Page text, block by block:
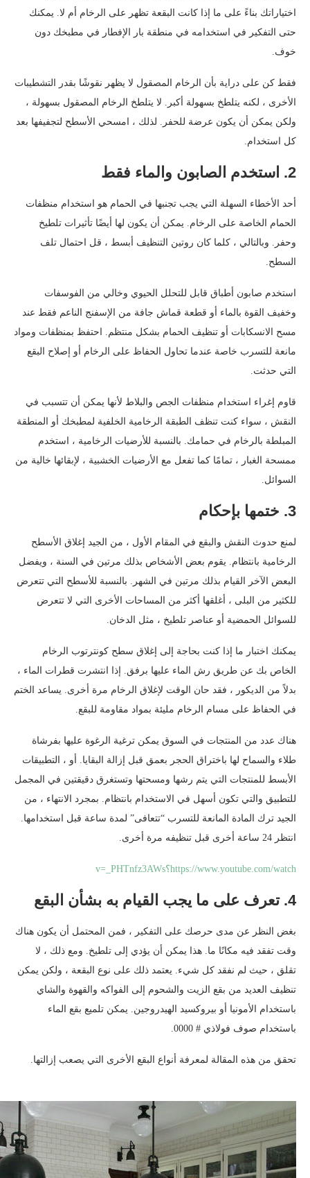
اختياراتك بناءً على ما إذا كانت البقعة تظهر على الرخام أم لا. يمكنك
حتى التفكير في استخدامه في منطقة بار الإفطار في مطبخك دون
خوف.
فقط كن على دراية بأن الرخام المصقول لا يظهر نقوشًا بقدر التشطيبات
الأخرى ، لكنه يتلطخ بسهولة أكبر. لا يتلطخ الرخام المصقول بسهولة ،
ولكن يمكن أن يكون عرضة للحفر. لذلك ، امسحي الأسطح لتجفيفها بعد
كل استخدام.
2. استخدم الصابون والماء فقط
أحد الأخطاء السهلة التي يجب تجنبها في الحمام هو استخدام منظفات
الحمام الخاصة على الرخام. يمكن أن يكون لها أيضًا تأثيرات تلطيخ
وحفر. وبالتالي ، كلما كان روتين التنظيف أبسط ، قل احتمال تلف
السطح.
استخدم صابون أطباق قابل للتحلل الحيوي وخالي من الفوسفات
وخفيف القوة بالماء أو قطعة قماش جافة من الإسفنج الناعم فقط عند
مسح الانسكابات أو تنظيف الحمام بشكل منتظم. احتفظ بمنظفات ومواد
مانعة للتسرب خاصة عندما تحاول الحفاظ على الرخام أو إصلاح البقع
التي حدثت.
قاوم إغراء استخدام منظفات الجص والبلاط لأنها يمكن أن تتسبب في
النقش ، سواء كنت تنظف الطبقة الرخامية الخلفية لمطبخك أو المنطقة
المبلطة بالرخام في حمامك. بالنسبة للأرضيات الرخامية ، استخدم
ممسحة الغبار ، تمامًا كما تفعل مع الأرضيات الخشبية ، لإبقائها خالية من
السوائل.
3. ختمها بإحكام
لمنع حدوث النقش والبقع في المقام الأول ، من الجيد إغلاق الأسطح
الرخامية بانتظام. يقوم بعض الأشخاص بذلك مرتين في السنة ، ويفضل
البعض الآخر القيام بذلك مرتين في الشهر. بالنسبة للأسطح التي تتعرض
للكثير من البلى ، أغلقها أكثر من المساحات الأخرى التي لا تتعرض
للسوائل الحمضية أو عناصر تلطيخ ، مثل الدخان.
يمكنك اختبار ما إذا كنت بحاجة إلى إغلاق سطح كونترتوب الرخام
الخاص بك عن طريق رش الماء عليها برفق. إذا انتشرت قطرات الماء ،
بدلاً من الديكور ، فقد حان الوقت لإغلاق الرخام مرة أخرى. يساعد الختم
في الحفاظ على مسام الرخام مليئة بمواد مقاومة للبقع.
هناك عدد من المنتجات في السوق يمكن ترغية الرغوة عليها بفرشاة
طلاء والسماح لها باختراق الحجر بعمق قبل إزالة البقايا. أو ، التطبيقات
الأبسط للمنتجات التي يتم رشها ومسحتها وتستغرق دقيقتين في المجمل
للتطبيق والتي تكون أسهل في الاستخدام بانتظام. بمجرد الانتهاء ، من
الجيد ترك المادة المانعة للتسرب “تتعافى” لمدة ساعة قبل استخدامها.
انتظر 24 ساعة أخرى قبل تنظيفه مرة أخرى.
https://www.youtube.com/watch؟v=_PHTnfz3AWs
4. تعرف على ما يجب القيام به بشأن البقع
بغض النظر عن مدى حرصك على التفكير ، فمن المحتمل أن يكون هناك
وقت تفقد فيه مكانًا ما. هذا يمكن أن يؤدي إلى تلطيخ. ومع ذلك ، لا
تقلق ، حيث لم نفقد كل شيء. يعتمد ذلك على نوع البقعة ، ولكن يمكن
تنظيف العديد من بقع الزيت والشحوم إلى الفواكه والقهوة والشاي
باستخدام الأمونيا أو بيروكسيد الهيدروجين. يمكن تلميع بقع الماء
باستخدام صوف فولاذي # 0000.
تحقق من هذه المقالة لمعرفة أنواع البقع الأخرى التي يصعب إزالتها.